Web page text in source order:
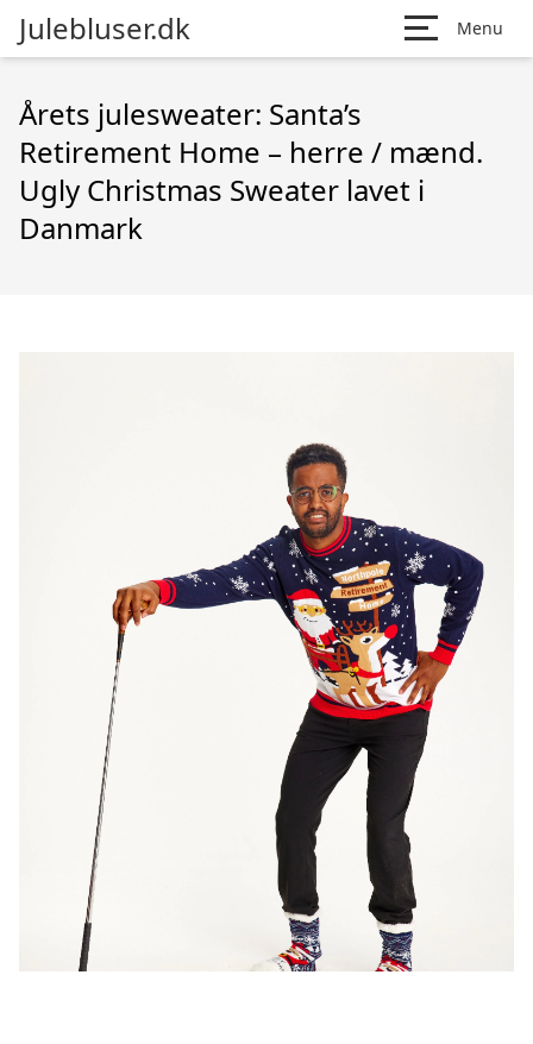
Julebluser.dk Menu
Årets julesweater: Santa’s
Retirement Home – herre / mænd.
Ugly Christmas Sweater lavet i
Danmark